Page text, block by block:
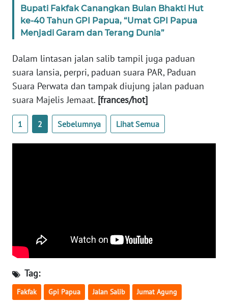
Bupati Fakfak Canangkan Bulan Bhakti Hut
ke-40 Tahun GPI Papua, “Umat GPI Papua
Menjadi Garam dan Terang Dunia”
Dalam lintasan jalan salib tampil juga paduan
suara lansia, perpri, paduan suara PAR, Paduan
Suara Perwata dan tampak diujung jalan paduan
suara Majelis Jemaat. [frances/hot]
1 2 Sebelumnya Lihat Semua
Tag:
Fakfak Gpi Papua Jalan Salib Jumat Agung
JAKARTA
WN
WN
BANTEN
NTT
WN
BARAT
WN
RIAU